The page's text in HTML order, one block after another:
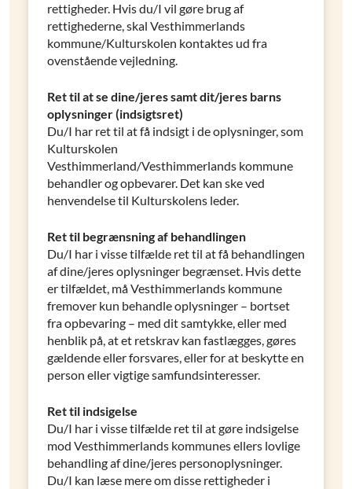
rettigheder. Hvis du/I vil gøre brug af
rettighederne, skal Vesthimmerlands
kommune/Kulturskolen kontaktes ud fra
ovenstående vejledning.
Ret til at se dine/jeres samt dit/jeres barns
oplysninger (indsigtsret)
Du/I har ret til at få indsigt i de oplysninger, som
Kulturskolen
Vesthimmerland/Vesthimmerlands kommune
behandler og opbevarer. Det kan ske ved
henvendelse til Kulturskolens leder.
Ret til begrænsning af behandlingen
Du/I har i visse tilfælde ret til at få behandlingen
af dine/jeres oplysninger begrænset. Hvis dette
er tilfældet, må Vesthimmerlands kommune
fremover kun behandle oplysninger – bortset
fra opbevaring – med dit samtykke, eller med
henblik på, at et retskrav kan fastlægges, gøres
gældende eller forsvares, eller for at beskytte en
person eller vigtige samfundsinteresser.
Ret til indsigelse
Du/I har i visse tilfælde ret til at gøre indsigelse
mod Vesthimmerlands kommunes ellers lovlige
behandling af dine/jeres personoplysninger.
Du/I kan læse mere om disse rettigheder i